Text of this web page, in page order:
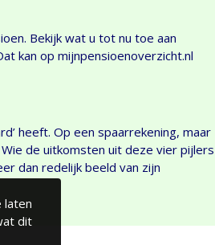
Bekijk wat u tot nu toe aan
kan op mijnpensioenoverzicht.nl
heeft. Op een spaarrekening, maar
de uitkomsten uit deze vier pijlers
dan redelijk beeld van zijn
laten
dit